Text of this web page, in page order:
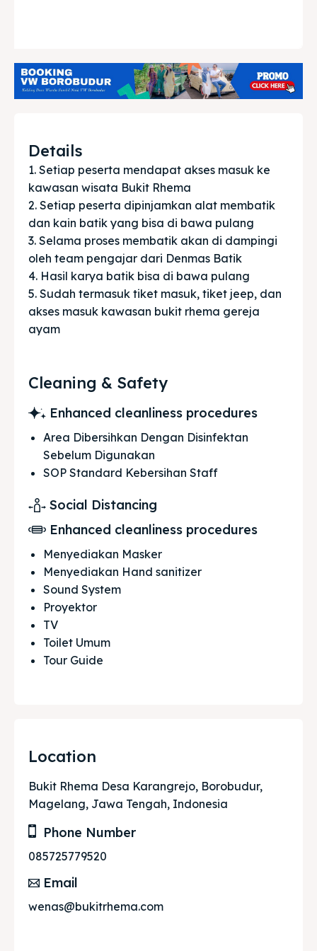
Details
1. Setiap peserta mendapat akses masuk ke
kawasan wisata Bukit Rhema
2. Setiap peserta dipinjamkan alat membatik
dan kain batik yang bisa di bawa pulang
3. Selama proses membatik akan di dampingi
oleh team pengajar dari Denmas Batik
4. Hasil karya batik bisa di bawa pulang
5. Sudah termasuk tiket masuk, tiket jeep, dan
akses masuk kawasan bukit rhema gereja
ayam
Cleaning & Safety
Enhanced cleanliness procedures
Area Dibersihkan Dengan Disinfektan
Sebelum Digunakan
SOP Standard Kebersihan Staff
Social Distancing
Enhanced cleanliness procedures
Menyediakan Masker
Menyediakan Hand sanitizer
Sound System
Proyektor
TV
Toilet Umum
Tour Guide
Location
Bukit Rhema Desa Karangrejo, Borobudur,
Magelang, Jawa Tengah, Indonesia
Phone Number
085725779520
Email
wenas@bukitrhema.com